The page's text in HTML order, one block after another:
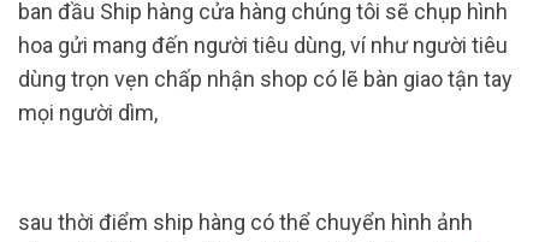
ban đầu Ship hàng cửa hàng chúng tôi sẽ chụp hình
hoa gửi mang đến người tiêu dùng, ví như người tiêu
dùng trọn vẹn chấp nhận shop có lẽ bàn giao tận tay
mọi người dìm,
sau thời điểm ship hàng có thể chuyển hình ảnh